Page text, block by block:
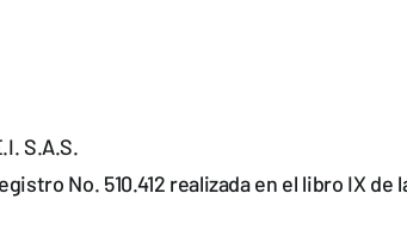
S.A.S.
No. 510.412 realizada en el libro IX de